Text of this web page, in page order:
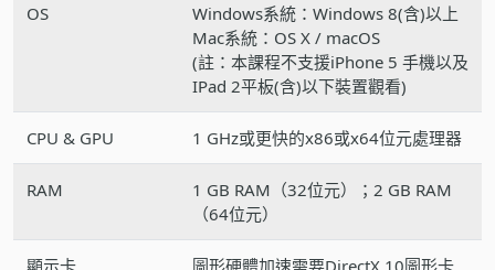
OS
Windows系統：Windows 8(含)以上
Mac系統：OS X / macOS
(註：本課程不支援iPhone 5 手機以及
IPad 2平板(含)以下裝置觀看)
CPU & GPU 1 GHz或更快的x86或x64位元處理器
RAM
1 GB RAM（32位元）；2 GB RAM
（64位元）
顯示卡
圖形硬體加速需要DirectX 10圖形卡